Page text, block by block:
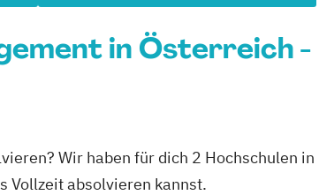
in Österreich -
Wir haben für dich 2 Hochschulen in
Vollzeit absolvieren kannst.